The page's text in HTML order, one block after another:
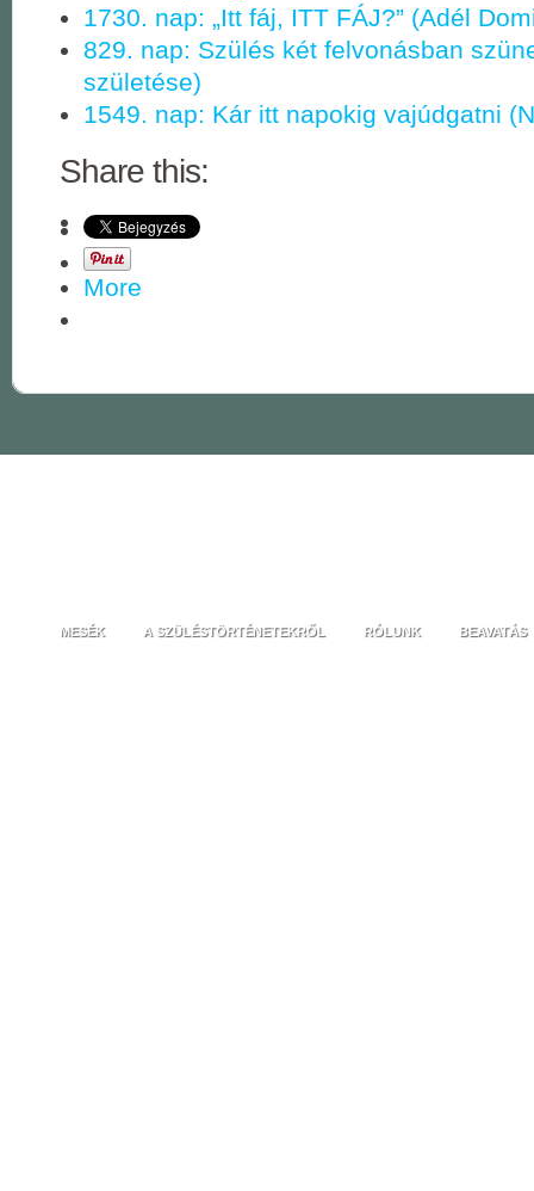
1730. nap: „Itt fáj, ITT FÁJ?” (Adél
829. nap: Szülés két felvonásban
születése)
1549. nap: Kár itt napokig vajúdgatni
Share this:
More
MESÉK A SZÜLÉSTÖRTÉNETEKRŐL RÓLUNK BEAVATÁS